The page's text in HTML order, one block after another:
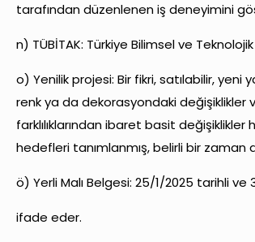
tarafından düzenlenen iş deneyimini
n) TÜBİTAK: Türkiye Bilimsel ve
o) Yenilik projesi: Bir fikri, satılabilir,
renk ya da dekorasyondaki değişiklikler
farklılıklarından ibaret basit
hedefleri tanımlanmış, belirli bir
ö) Yerli Malı Belgesi: 25/1/2025 tarihli ve
ifade eder.